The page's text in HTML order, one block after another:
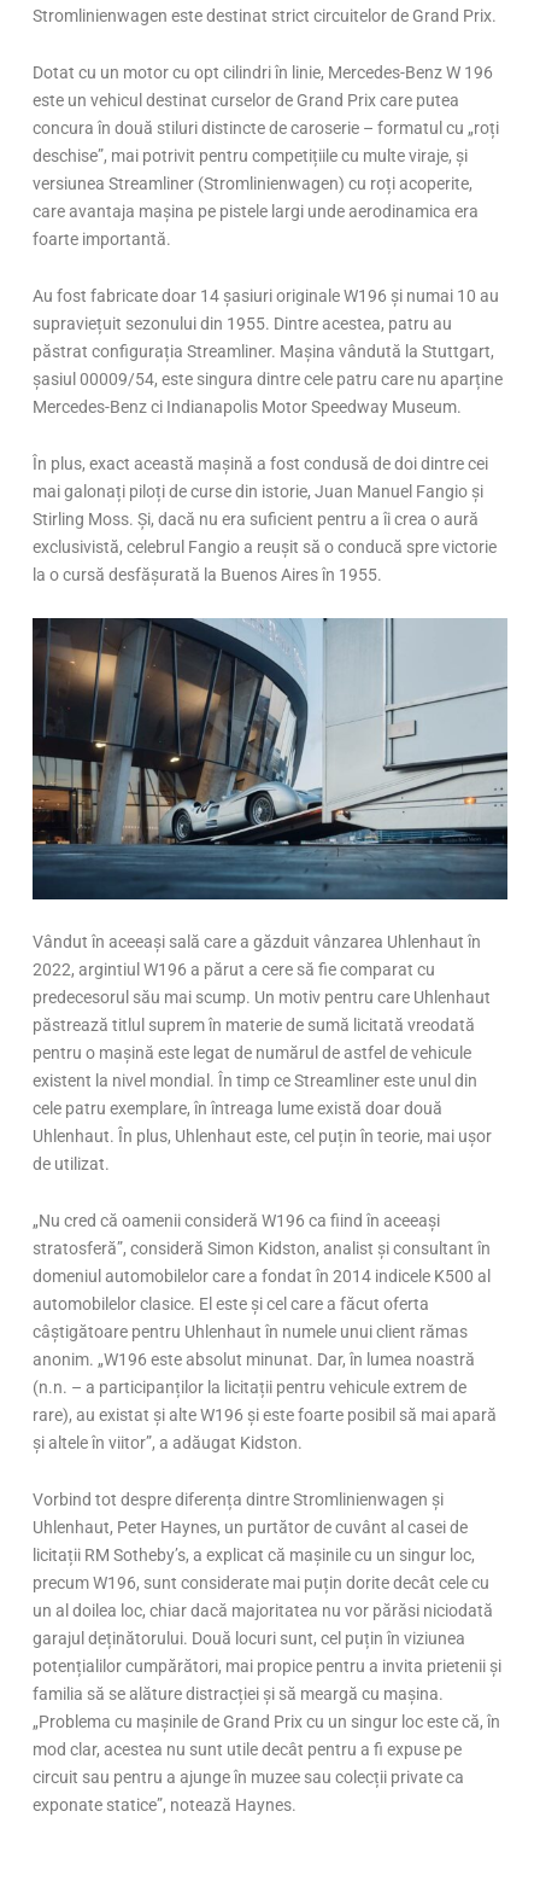
Stromlinienwagen este destinat strict circuitelor de Grand Prix.
Dotat cu un motor cu opt cilindri în linie, Mercedes-Benz W 196
este un vehicul destinat curselor de Grand Prix care putea
concura în două stiluri distincte de caroserie – formatul cu „roți
deschise”, mai potrivit pentru competițiile cu multe viraje, și
versiunea Streamliner (Stromlinienwagen) cu roți acoperite,
care avantaja mașina pe pistele largi unde aerodinamica era
foarte importantă.
Au fost fabricate doar 14 șasiuri originale W196 și numai 10 au
supraviețuit sezonului din 1955. Dintre acestea, patru au
păstrat configurația Streamliner. Mașina vândută la Stuttgart,
șasiul 00009/54, este singura dintre cele patru care nu aparține
Mercedes-Benz ci Indianapolis Motor Speedway Museum.
În plus, exact această mașină a fost condusă de doi dintre cei
mai galonați piloți de curse din istorie, Juan Manuel Fangio și
Stirling Moss. Și, dacă nu era suficient pentru a îi crea o aură
exclusivistă, celebrul Fangio a reușit să o conducă spre victorie
la o cursă desfășurată la Buenos Aires în 1955.
Vândut în aceeași sală care a găzduit vânzarea Uhlenhaut în
2022, argintiul W196 a părut a cere să fie comparat cu
predecesorul său mai scump. Un motiv pentru care Uhlenhaut
păstrează titlul suprem în materie de sumă licitată vreodată
pentru o mașină este legat de numărul de astfel de vehicule
existent la nivel mondial. În timp ce Streamliner este unul din
cele patru exemplare, în întreaga lume există doar două
Uhlenhaut. În plus, Uhlenhaut este, cel puțin în teorie, mai ușor
de utilizat.
„Nu cred că oamenii consideră W196 ca fiind în aceeași
stratosferă”, consideră Simon Kidston, analist și consultant în
domeniul automobilelor care a fondat în 2014 indicele K500 al
automobilelor clasice. El este și cel care a făcut oferta
câștigătoare pentru Uhlenhaut în numele unui client rămas
anonim. „W196 este absolut minunat. Dar, în lumea noastră
(n.n. – a participanților la licitații pentru vehicule extrem de
rare), au existat și alte W196 și este foarte posibil să mai apară
și altele în viitor”, a adăugat Kidston.
Vorbind tot despre diferența dintre Stromlinienwagen și
Uhlenhaut, Peter Haynes, un purtător de cuvânt al casei de
licitații RM Sotheby’s, a explicat că mașinile cu un singur loc,
precum W196, sunt considerate mai puțin dorite decât cele cu
un al doilea loc, chiar dacă majoritatea nu vor părăsi niciodată
garajul deținătorului. Două locuri sunt, cel puțin în viziunea
potențialilor cumpărători, mai propice pentru a invita prietenii și
familia să se alăture distracției și să meargă cu mașina.
„Problema cu mașinile de Grand Prix cu un singur loc este că, în
mod clar, acestea nu sunt utile decât pentru a fi expuse pe
circuit sau pentru a ajunge în muzee sau colecții private ca
exponate statice”, notează Haynes.